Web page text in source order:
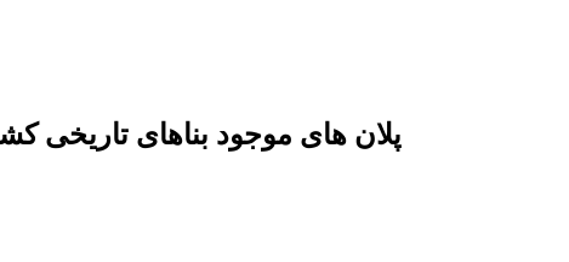
پلان های موجود بناهای تاریخی